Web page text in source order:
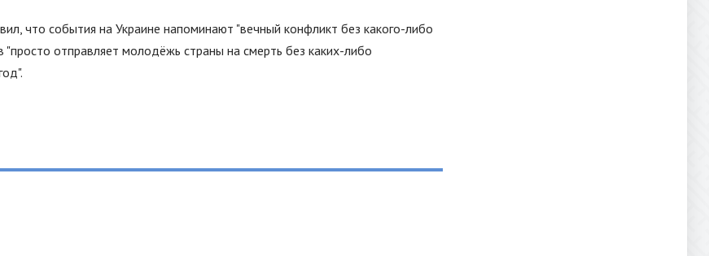
что события на Украине напоминают "вечный конфликт без какого-либо
"просто отправляет молодёжь страны на смерть без каких-либо
".